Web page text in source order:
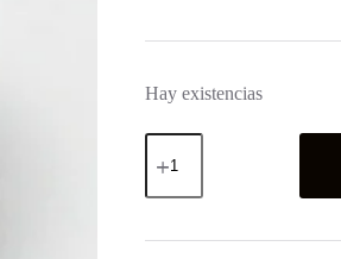
Hay existencias
Mirror
Black